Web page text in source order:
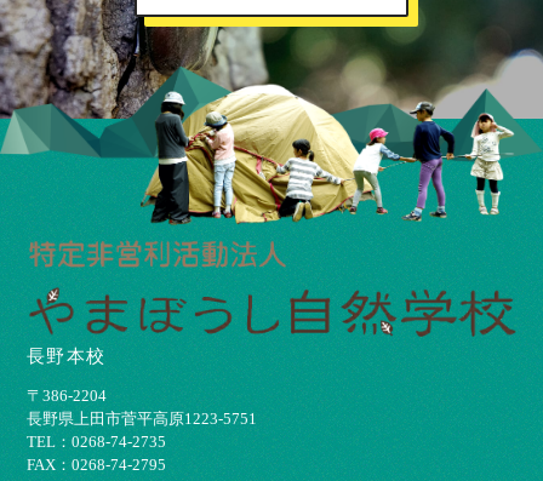
長野本校
〒386-2204
⻑野県上⽥市菅平⾼原1223-5751
TEL：0268-74-2735
FAX：0268-74-2795